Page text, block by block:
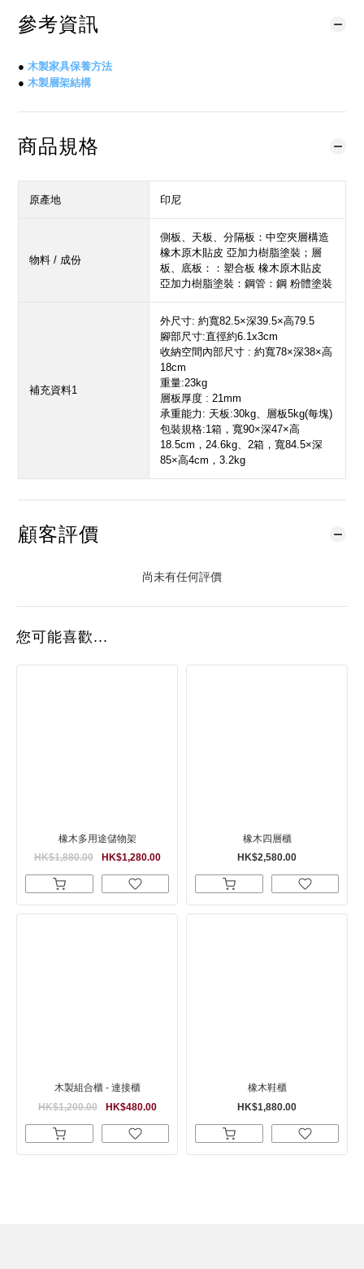
參考資訊
● 木製家具保養方法
● 木製層架結構
商品規格
原產地 印尼
物料 / 成份
側板、天板、分隔板：中空夾層構造
橡木原木貼皮 亞加力樹脂塗裝；層
板、底板：：塑合板 橡木原木貼皮
亞加力樹脂塗裝：鋼管：鋼 粉體塗裝
補充資料1
外尺寸: 約寬82.5×深39.5×高79.5
腳部尺寸:直徑約6.1x3cm
收納空間內部尺寸 : 約寬78×深38×高
18cm
重量:23kg
層板厚度 : 21mm
承重能力: 天板:30kg、層板5kg(每塊)
包裝規格:1箱，寬90×深47×高
18.5cm，24.6kg、2箱，寬84.5×深
85×高4cm，3.2kg
顧客評價
尚未有任何評價
您可能喜歡...
橡木多用途儲物架
HK$1,280.00
HK$1,880.00
橡木四層櫃
HK$2,580.00
木製組合櫃 - 連接櫃
HK$480.00
HK$1,200.00
橡木鞋櫃
HK$1,880.00